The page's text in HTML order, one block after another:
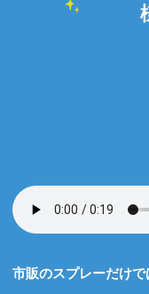
市販のスプレーだけ